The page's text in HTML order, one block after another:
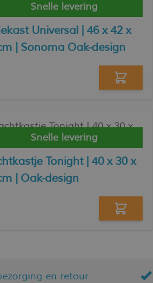
Snelle levering
Universal | 46 x 42 x
| Sonoma Oak-design
Snelle levering
Tonight | 40 x 30 x
| Oak-design
en retour